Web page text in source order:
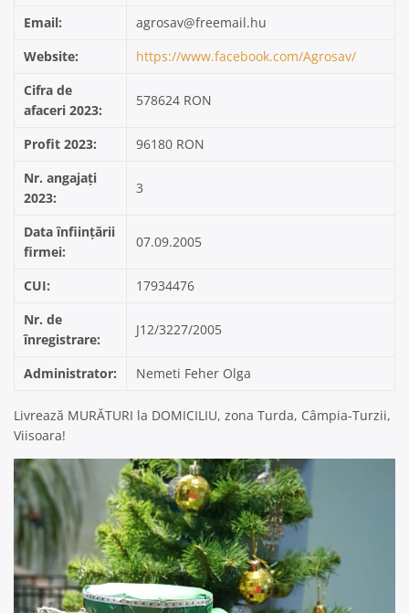
Email:
agrosav@freemail.hu
Website:
https://www.facebook.com/Agrosav/
Cifra de
afaceri 2023:
578624 RON
Profit 2023:
96180 RON
Nr. angajați
2023:
3
Data înființării
firmei:
07.09.2005
CUI:
17934476
Nr. de
înregistrare:
J12/3227/2005
Administrator: Nemeti Feher Olga
Livrează MURĂTURI la DOMICILIU, zona Turda, Câmpia-Turzii,
Viisoara!